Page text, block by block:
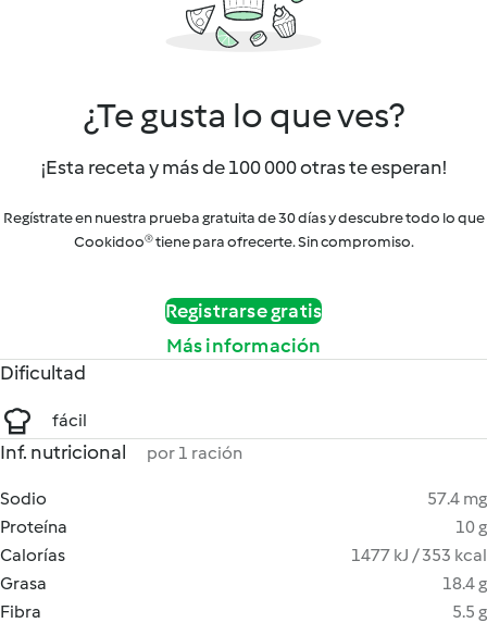
¿Te gusta lo que ves?
¡Esta receta y más de 100 000 otras te esperan!
Regístrate en nuestra prueba gratuita de 30 días y descubre todo lo que
Cookidoo® tiene para ofrecerte. Sin compromiso.
Registrarse gratis
Más información
Dificultad
fácil
Inf. nutricional por 1 ración
Sodio
57.4 mg
Proteína
10 g
Calorías
1477 kJ / 353 kcal
Grasa
18.4 g
Fibra
5.5 g